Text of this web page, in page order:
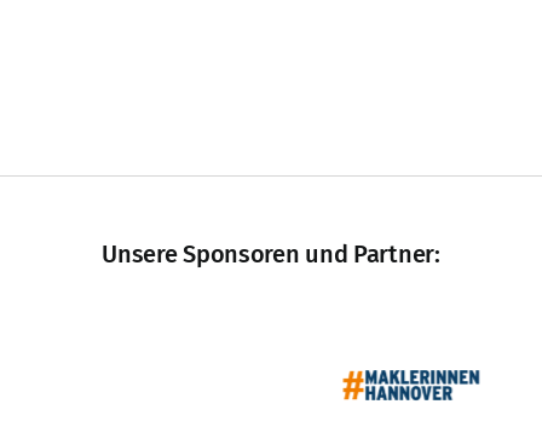
Unsere Sponsoren und Partner: